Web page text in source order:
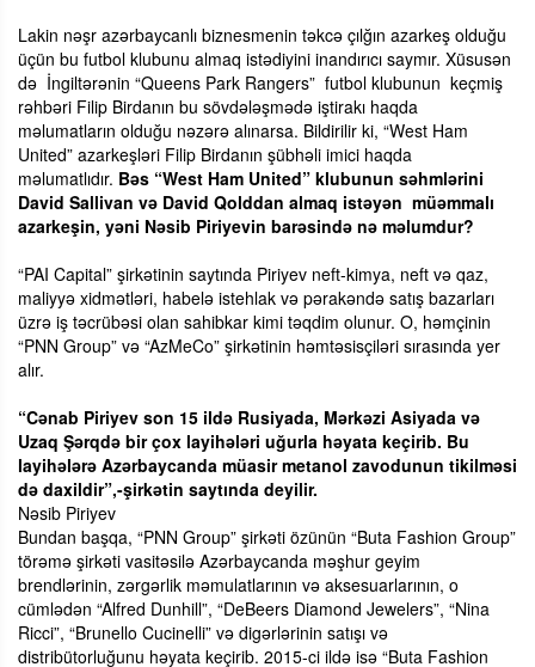
Lakin nəşr azərbaycanlı biznesmenin təkcə çılğın azarkeş olduğu
üçün bu futbol klubunu almaq istədiyini inandırıcı saymır. Xüsusən
də İngiltərənin “Queens Park Rangers” futbol klubunun keçmiş
rəhbəri Filip Birdanın bu sövdələşmədə iştirakı haqda
məlumatların olduğu nəzərə alınarsa. Bildirilir ki, “West Ham
United” azarkeşləri Filip Birdanın şübhəli imici haqda
məlumatlıdır. Bəs “West Ham United” klubunun səhmlərini
David Sallivan və David Qolddan almaq istəyən müəmmalı
azarkeşin, yəni Nəsib Piriyevin barəsində nə məlumdur?
“PAI Capital” şirkətinin saytında Piriyev neft-kimya, neft və qaz,
maliyyə xidmətləri, habelə istehlak və pərakəndə satış bazarları
üzrə iş təcrübəsi olan sahibkar kimi təqdim olunur. O, həmçinin
“PNN Group” və “AzMeCo” şirkətinin həmtəsisçiləri sırasında yer
alır.
“Cənab Piriyev son 15 ildə Rusiyada, Mərkəzi Asiyada və
Uzaq Şərqdə bir çox layihələri uğurla həyata keçirib. Bu
layihələrə Azərbaycanda müasir metanol zavodunun tikilməsi
də daxildir”,-şirkətin saytında deyilir.
Nəsib Piriyev
Bundan başqa, “PNN Group” şirkəti özünün “Buta Fashion Group”
törəmə şirkəti vasitəsilə Azərbaycanda məşhur geyim
brendlərinin, zərgərlik məmulatlarının və aksesuarlarının, o
cümlədən “Alfred Dunhill”, “DeBeers Diamond Jewelers”, “Nina
Ricci”, “Brunello Cucinelli” və digərlərinin satışı və
distribütorluğunu həyata keçirib. 2015-ci ildə isə “Buta Fashion